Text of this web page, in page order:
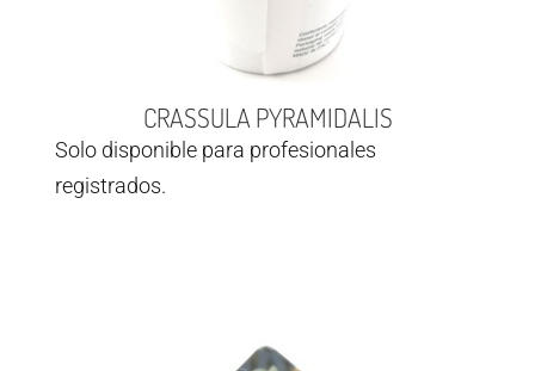
CRASSULA PYRAMIDALIS
Solo disponible para profesionales
registrados.